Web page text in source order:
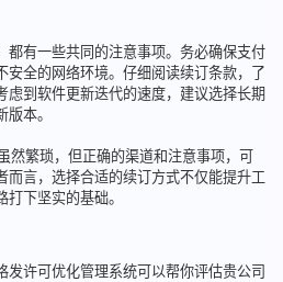
都有一些共同的注意事项。务必确保支付
安全的网络环境。仔细阅读续订条款，了
虑到软件更新迭代的速度，建议选择长期
本。
然繁琐，但正确的渠道和注意事项，可
而言，选择合适的续订方式不仅能提升工
下坚实的基础。
发许可优化管理系统可以帮你评估贵公司